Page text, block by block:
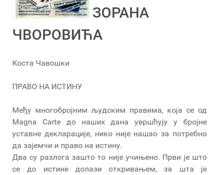
ЗОРАНА
ЧВОРОВИЋА
Коста Чавошки
ПРАВО НА ИСТИНУ
Међу многобројним људским правима, која се од
Magna Carte до наших дана увршћују у бројне
уставне декларације, нико није нашао за потребно
да зајемчи и право на истину.
Два су разлога зашто то није учињено. Први је што
се до истине долази откривањем, за шта је